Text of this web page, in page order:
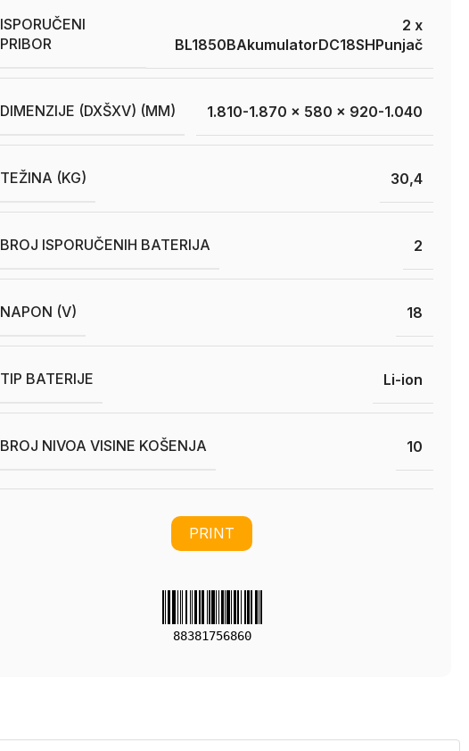
ISPORUČENI
PRIBOR
2 x
BL1850BAkumulatorDC18SHPunjač
DIMENZIJE (DXŠXV) (MM) 1.810-1.870 x 580 x 920-1.040
TEŽINA (KG) 30,4
BROJ ISPORUČENIH BATERIJA 2
NAPON (V) 18
TIP BATERIJE Li-ion
BROJ NIVOA VISINE KOŠENJA 10
PRINT
88381756860